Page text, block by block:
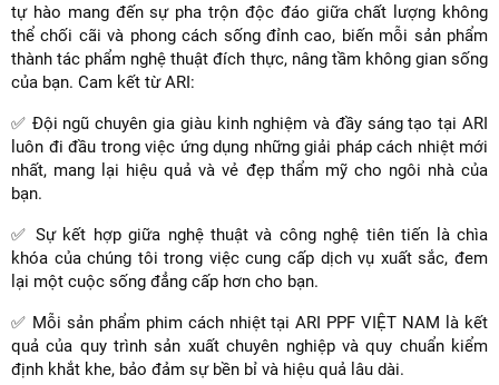
tự hào mang đến sự pha trộn độc đáo giữa chất lượng không
thể chối cãi và phong cách sống đỉnh cao, biến mỗi sản phẩm
thành tác phẩm nghệ thuật đích thực, nâng tầm không gian sống
của bạn. Cam kết từ ARI:
✅ Đội ngũ chuyên gia giàu kinh nghiệm và đầy sáng tạo tại ARI
luôn đi đầu trong việc ứng dụng những giải pháp cách nhiệt mới
nhất, mang lại hiệu quả và vẻ đẹp thẩm mỹ cho ngôi nhà của
bạn.
✅ Sự kết hợp giữa nghệ thuật và công nghệ tiên tiến là chìa
khóa của chúng tôi trong việc cung cấp dịch vụ xuất sắc, đem
lại một cuộc sống đẳng cấp hơn cho bạn.
✅ Mỗi sản phẩm phim cách nhiệt tại ARI PPF VIỆT NAM là kết
quả của quy trình sản xuất chuyên nghiệp và quy chuẩn kiểm
định khắt khe, bảo đảm sự bền bỉ và hiệu quả lâu dài.